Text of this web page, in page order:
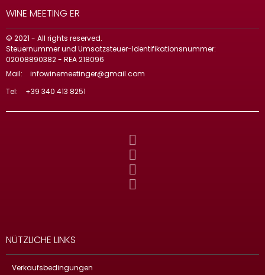
WINE MEETING ER
© 2021 - All rights reserved.
Steuernummer und Umsatzsteuer-Identifikationsnummer:
02008890382 - REA 218096
Mail:
infowinemeetinger@gmail.com
Tel:
+39 340 413 8251
NÜTZLICHE LINKS
Verkaufsbedingungen